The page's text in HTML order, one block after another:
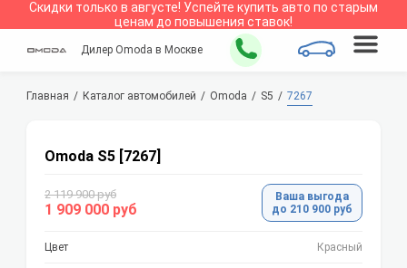
Скидки только в августе! Успейте купить авто по старым
ценам до повышения ставок!
Дилер Omoda в Москве
Главная Каталог автомобилей Omoda S5 7267
Omoda S5 [7267]
2 119 900 руб
1 909 000 руб
Ваша выгода
до 210 900 руб
Цвет Красный